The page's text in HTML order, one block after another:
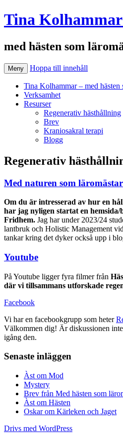
Tina
med hästen som
Meny Hoppa till innehåll
Tina Kolhammar – med hästen
Verksamhet
Resurser
Regenerativ hästhållning
Brev
Kraniosakral terapi
Blogg
Regenerativ
Med naturen som
Om du är intresserad av hur en
har jag nyligen startat en
Fridhem. Jag har under 2023/24
lantbruk och Holistic Management
tankar kring det dyker också upp i
Youtube
På Youtube ligger fyra filmer från
där vi tillsammans utforskade
Facebook
Vi har en facebookgrupp som heter
Välkommen dig! Är diskussionen
igång den.
Senaste inläggen
Àst om Mod
Mystery
Brev från Med hästen som
Àst om Hästen
Oskar om Kärleken och Jaget
Drivs med WordPress